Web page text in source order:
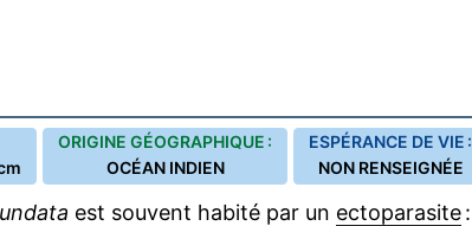
ORIGINE GÉOGRAPHIQUE :
OCÉAN INDIEN
ESPÉRANCE DE VIE :
NON RENSEIGNÉE
est souvent habité par un ectoparasite: